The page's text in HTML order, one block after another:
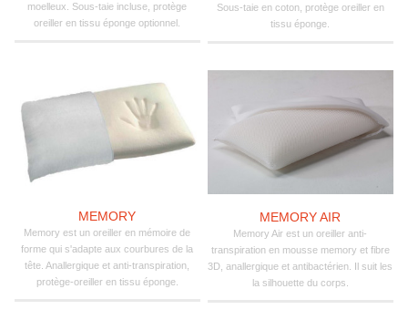
moelleux. Sous-taie incluse, protège
oreiller en tissu éponge optionnel.
Sous-taie en coton, protège oreiller en
tissu éponge.
MEMORY
Memory est un oreiller en mémoire de
forme qui s'adapte aux courbures de la
tête. Anallergique et anti-transpiration,
protège-oreiller en tissu éponge.
MEMORY AIR
Memory Air est un oreiller anti-
transpiration en mousse memory et fibre
3D, anallergique et antibactérien. Il suit les
la silhouette du corps.